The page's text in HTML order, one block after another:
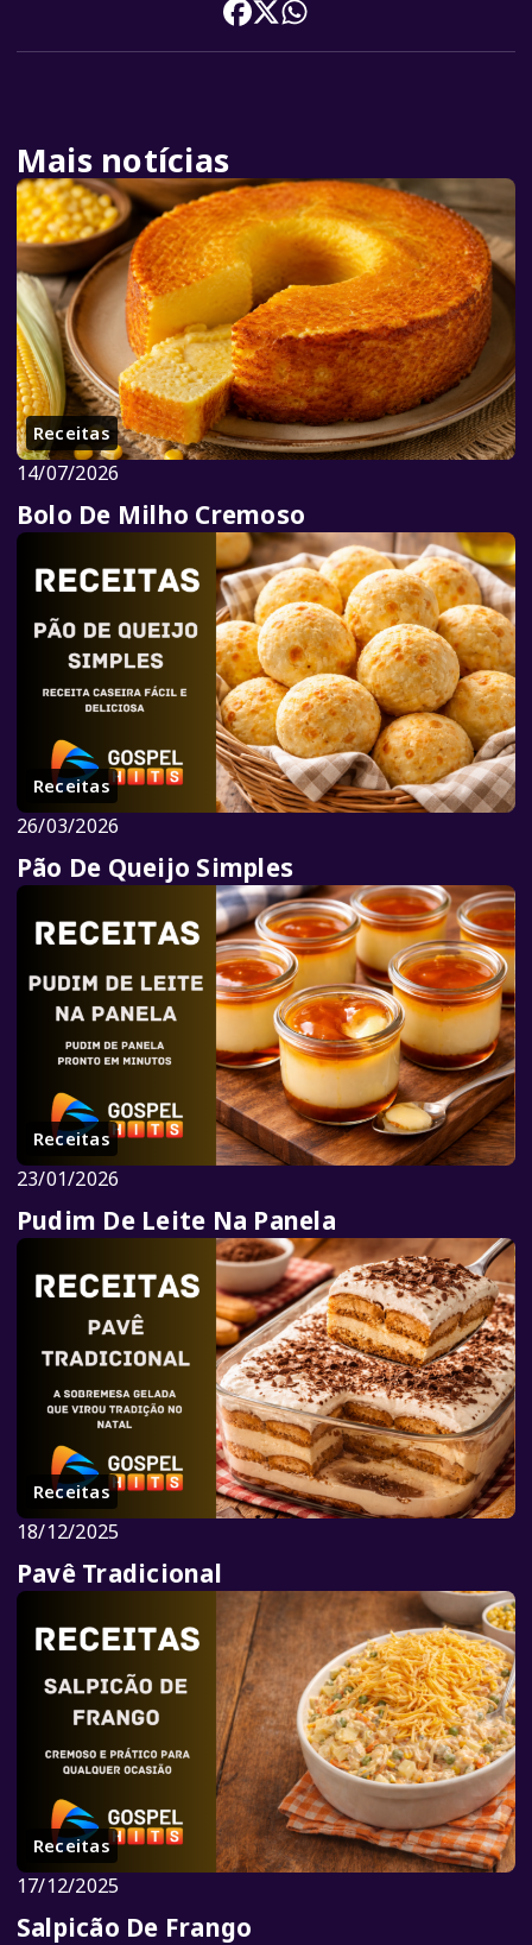
Mais notícias
Receitas
14/07/2026
Bolo De Milho Cremoso
Receitas
26/03/2026
Pão De Queijo Simples
Receitas
23/01/2026
Pudim De Leite Na Panela
Receitas
18/12/2025
Pavê Tradicional
Receitas
17/12/2025
Salpicão De Frango